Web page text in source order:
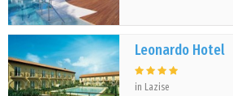
Leonardo Hotel
in Lazise